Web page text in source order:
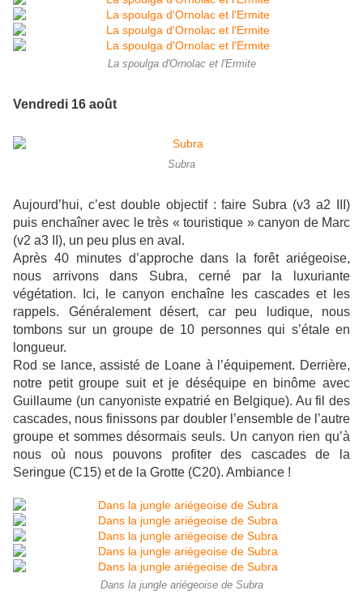
La spoulga d'Ornolac et l'Ermite
Vendredi 16 août
Subra
Aujourd’hui, c’est double objectif : faire Subra (v3 a2 III)
puis enchaîner avec le très « touristique » canyon de Marc
(v2 a3 II), un peu plus en aval.
Après 40 minutes d’approche dans la forêt ariégeoise,
nous arrivons dans Subra, cerné par la luxuriante
végétation. Ici, le canyon enchaîne les cascades et les
rappels. Généralement désert, car peu ludique, nous
tombons sur un groupe de 10 personnes qui s’étale en
longueur.
Rod se lance, assisté de Loane à l’équipement. Derrière,
notre petit groupe suit et je déséquipe en binôme avec
Guillaume (un canyoniste expatrié en Belgique). Au fil des
cascades, nous finissons par doubler l’ensemble de l’autre
groupe et sommes désormais seuls. Un canyon rien qu’à
nous où nous pouvons profiter des cascades de la
Seringue (C15) et de la Grotte (C20). Ambiance !
Dans la jungle ariégeoise de Subra